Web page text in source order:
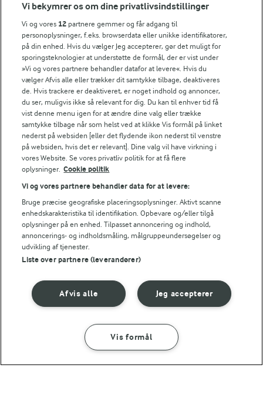
35 MIN
Kartoffelsuppe
(80)
Brændenældesuppe
Ærtesuppe med
linsetopping
(10)
Vi bekymrer os om dine privatlivsindstillinger
Vi og vores 12 partnere gemmer og får adgang til
personoplysninger, f.eks. browserdata eller unikke identifikatorer,
på din enhed. Hvis du vælger Jeg accepterer, gør det muligt for
sporingsteknologier at understøtte de formål, der er vist under
»Vi og vores partnere behandler datafor at levere«. Hvis du
vælger Afvis alle eller trækker dit samtykke tilbage, deaktiveres
de. Hvis trackere er deaktiveret, er noget indhold og annoncer,
du ser, muligvis ikke så relevant for dig. Du kan til enhver tid få
vist denne menu igen for at ændre dine valg eller trække
samtykke tilbage når som helst ved at klikke Vis formål på linket
nederst på websiden [eller det flydende ikon nederst til venstre
på websiden, hvis det er relevant]. Dine valg vil have virkning i
vores Website. Se vores privatliv politik for at få flere
oplysninger. Cookie politik
Vi og vores partnere behandler data for at levere:
Bruge præcise geografiske placeringsoplysninger. Aktivt scanne
enhedskarakteristika til identifikation. Opbevare og/eller tilgå
oplysninger på en enhed. Tilpasset annoncering og indhold,
annoncerings- og indholdsmåling, målgruppeundersøgelser og
udvikling af tjenester.
Liste over partnere (leverandører)
Jeg accepterer
Afvis alle
Vis formål